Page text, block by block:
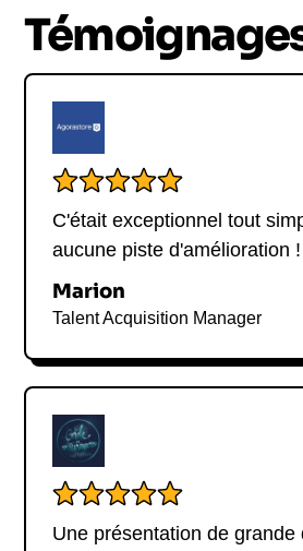
perspicace saura captiver votre
C'était exceptionnel tout
aucune piste d'amélioration !
Marion
Talent Acquisition Manager
Une présentation de grande